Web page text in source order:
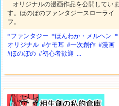
オリジナルの漫画作品を公開していま
す。ほのぼのファンタジースローライ
フ。
*ファンタジー *ほんわか・メルヘン *
オリジナル #ケモ耳 #一次創作 #漫画
#ほのぼの #初心者歓迎 ...